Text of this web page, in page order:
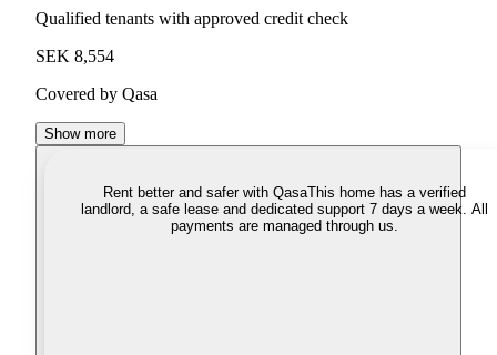
Qualified tenants with approved credit check
SEK 8,554
Covered by Qasa
Show more
Rent better and safer with QasaThis home has a verified
landlord, a safe lease and dedicated support 7 days a week. All
payments are managed through us.